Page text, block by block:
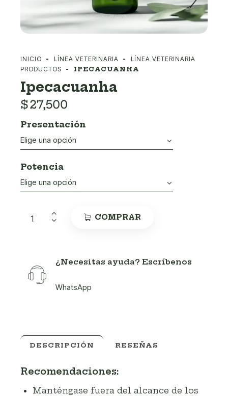
INICIO LÍNEA VETERINARIA
LÍNEA VETERINARIA
PRODUCTOS
IPECACUANHA
Ipecacuanha
$27,500
Presentación
Potencia
COMPRAR
¿Necesitas ayuda? Escríbenos
WhatsApp
DESCRIPCIÓN RESEÑAS
Recomendaciones:
Manténgase fuera del alcance de los